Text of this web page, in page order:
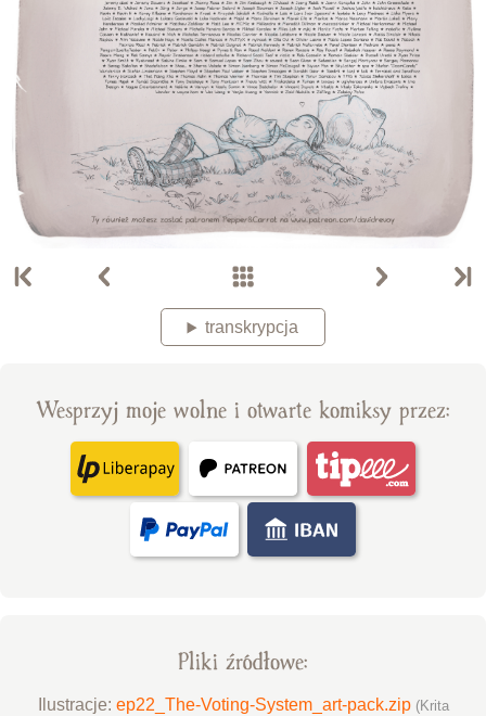
transkrypcja
Wesprzyj moje wolne i otwarte komiksy przez:
Pliki źródłowe:
Ilustracje: ep22_The-Voting-System_art-pack.zip (Krita